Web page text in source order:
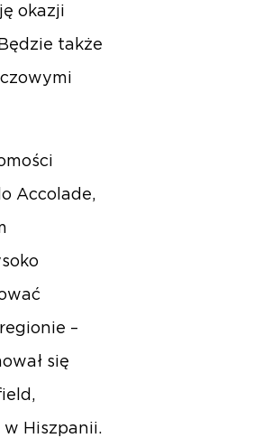
okazji
także
Accolade,
–
się
Hiszpanii.